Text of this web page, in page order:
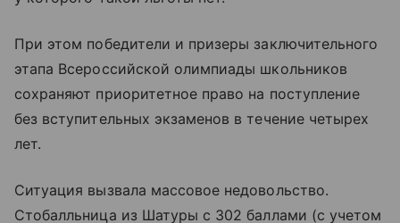
При этом победители и призеры заключительного
этапа Всероссийской олимпиады школьников
сохраняют приоритетное право на поступление
без вступительных экзаменов в течение четырех
лет.
Ситуация вызвала массовое недовольство.
Стобалльница из Шатуры с 302 баллами (с учетом